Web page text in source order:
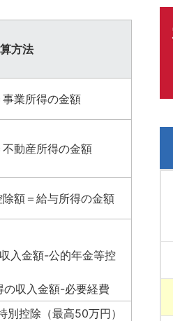
方法
業所得の金額
動産所得の金額
額＝給与所得の金額
入金額-公的年金等控
の収入金額-必要経費
控除（最高50万円）